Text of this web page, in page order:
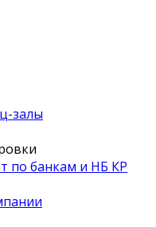
залы
по банкам и НБ КР